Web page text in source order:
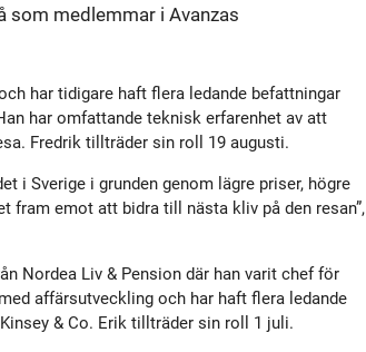
Sociala medier
medlemmar i Avanzas
har tidigare haft flera ledande befattningar
har omfattande teknisk erfarenhet av att
Fredrik tillträder sin roll 19 augusti.
i Sverige i grunden genom lägre priser, högre
emot att bidra till nästa kliv på den resan”,
Nordea Liv & Pension där han varit chef för
affärsutveckling och har haft flera ledande
& Co. Erik tillträder sin roll 1 juli.